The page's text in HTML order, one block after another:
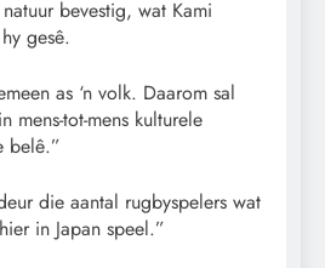
bevestig, wat Kami
gesê.
as ‘n volk. Daarom sal
mens-tot-mens kulturele
belê.”
die aantal rugbyspelers wat
in Japan speel.”